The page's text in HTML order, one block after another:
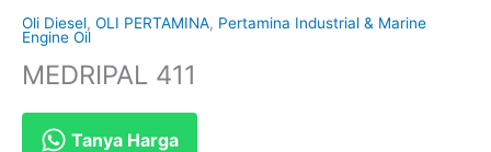
Oli Diesel, OLI PERTAMINA, Pertamina Industrial & Marine
Engine Oil
MEDRIPAL 411
Tanya Harga